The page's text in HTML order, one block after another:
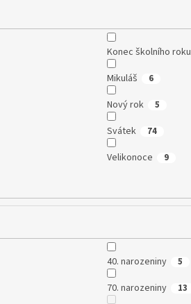
Konec školního roku
Mikuláš 6
Nový rok 5
Svátek 74
Velikonoce 9
40. narozeniny 5
70. narozeniny 13